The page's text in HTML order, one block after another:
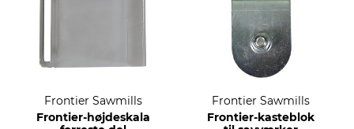
Frontier Sawmills
Frontier-højdeskala
Frontier Sawmills
Frontier-kasteblok